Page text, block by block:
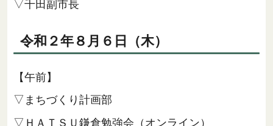
▽千田副市長
令和２年８月６日（木）
【午前】
▽まちづくり計画部
▽ＨＡＴＳＵ鎌倉勉強会（オンライン）